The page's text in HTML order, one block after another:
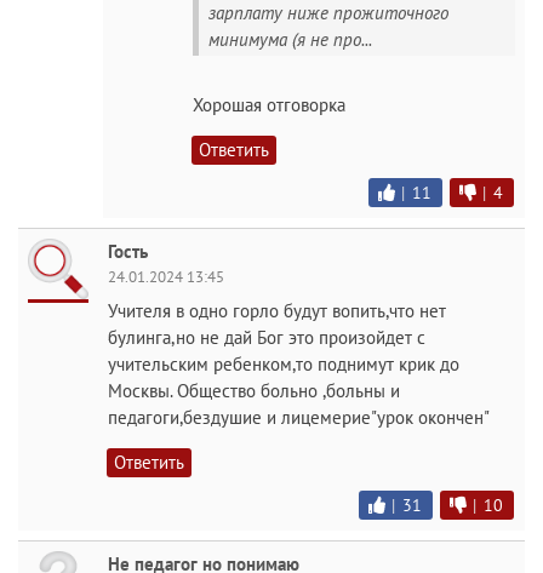
зарплату ниже прожиточного
минимума (я не про...
Хорошая отговорка
Ответить
| 11 | 4
Гость
24.01.2024 13:45
Учителя в одно горло будут вопить,что нет
булинга,но не дай Бог это произойдет с
учительским ребенком,то поднимут крик до
Москвы. Общество больно ,больны и
педагоги,бездушие и лицемерие"урок окончен"
Ответить
| 31 | 10
Не педагог но понимаю